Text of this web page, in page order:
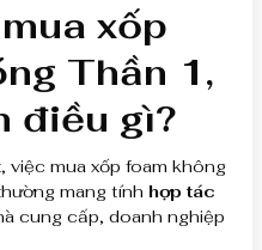
xốp
Thần 1,
điều gì?
việc mua xốp foam không
mang tính hợp tác
cung cấp, doanh nghiệp